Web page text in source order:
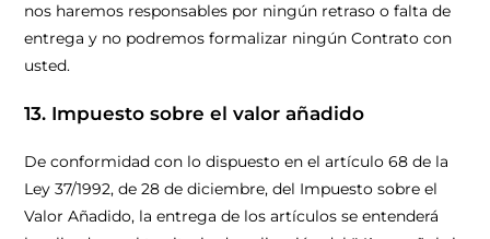
nos haremos responsables por ningún retraso o falta de
entrega y no podremos formalizar ningún Contrato con
usted.
13. Impuesto sobre el valor añadido
De conformidad con lo dispuesto en el artículo 68 de la
Ley 37/1992, de 28 de diciembre, del Impuesto sobre el
Valor Añadido, la entrega de los artículos se entenderá